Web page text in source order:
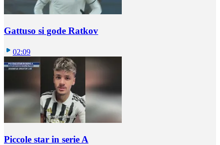
Gattuso si gode Ratkov
02:09
Piccole star in serie A